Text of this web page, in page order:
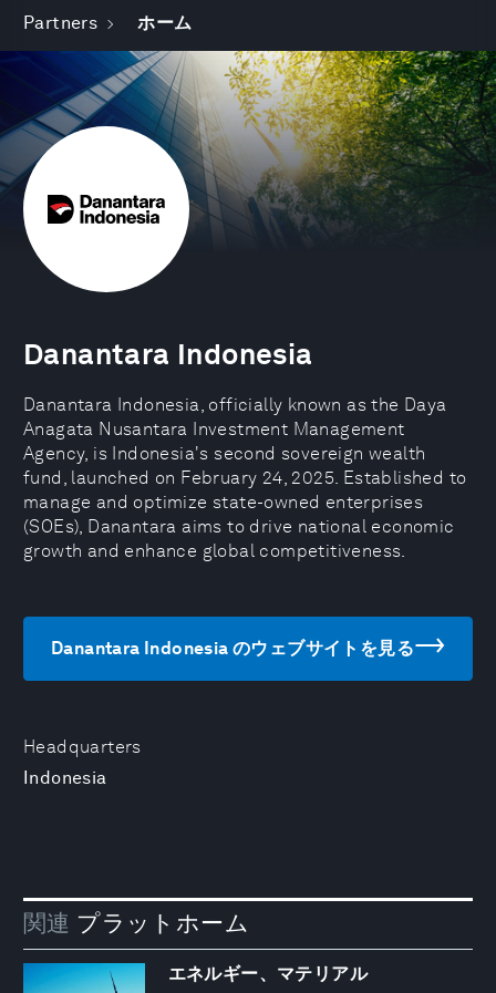
Partners ホーム
Headquarters
Indonesia
Danantara Indonesia
​Danantara Indonesia, officially known as the Daya
Anagata Nusantara Investment Management
Agency, is Indonesia's second sovereign wealth
fund, launched on February 24, 2025. Established to
manage and optimize state-owned enterprises
(SOEs), Danantara aims to drive national economic
growth and enhance global competitiveness.
Danantara Indonesia のウェブサイトを見る
関連 プラットホーム
エネルギー、マテリアル